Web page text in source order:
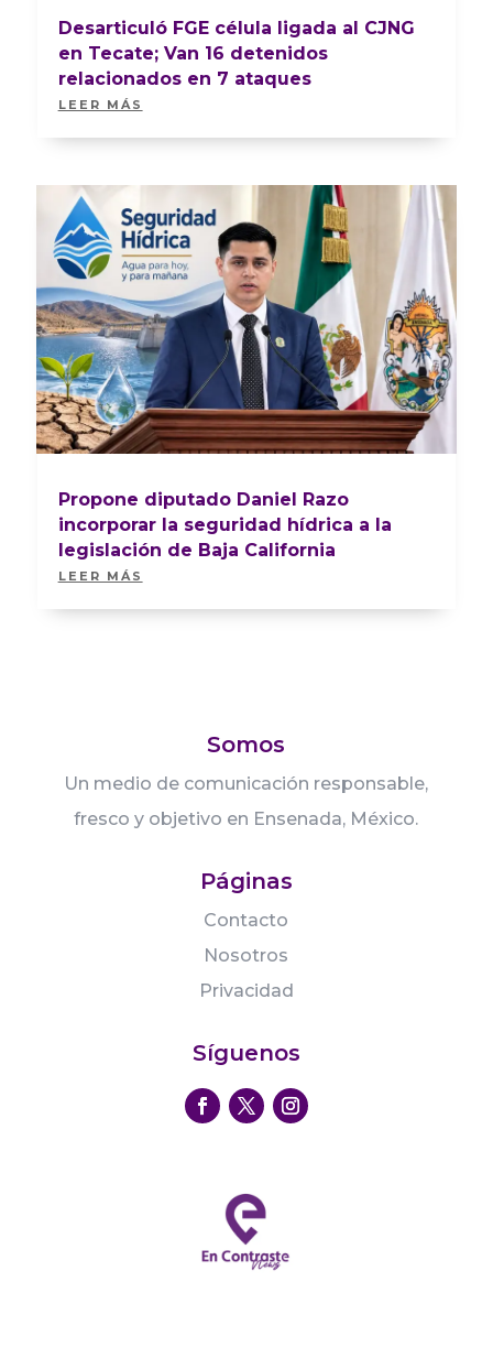
Desarticuló FGE célula ligada al CJNG
en Tecate; Van 16 detenidos
relacionados en 7 ataques
LEER MÁS
Propone diputado Daniel Razo
incorporar la seguridad hídrica a la
legislación de Baja California
LEER MÁS
Somos
Un medio de comunicación responsable,
fresco y objetivo en Ensenada, México.
Páginas
Contacto
Nosotros
Privacidad
Síguenos